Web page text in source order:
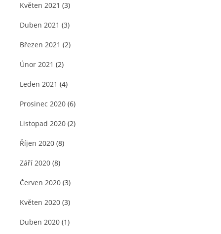
Květen 2021 (3)
Duben 2021 (3)
Březen 2021 (2)
Únor 2021 (2)
Leden 2021 (4)
Prosinec 2020 (6)
Listopad 2020 (2)
Říjen 2020 (8)
Září 2020 (8)
Červen 2020 (3)
Květen 2020 (3)
Duben 2020 (1)